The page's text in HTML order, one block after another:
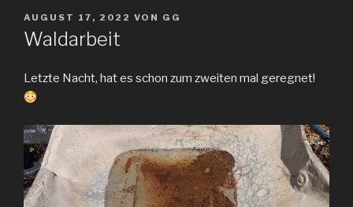
VERÖFFENTLICHT
AM
AUGUST 17, 2022 VON GG
Waldarbeit
Letzte Nacht, hat es schon zum zweiten mal geregnet!